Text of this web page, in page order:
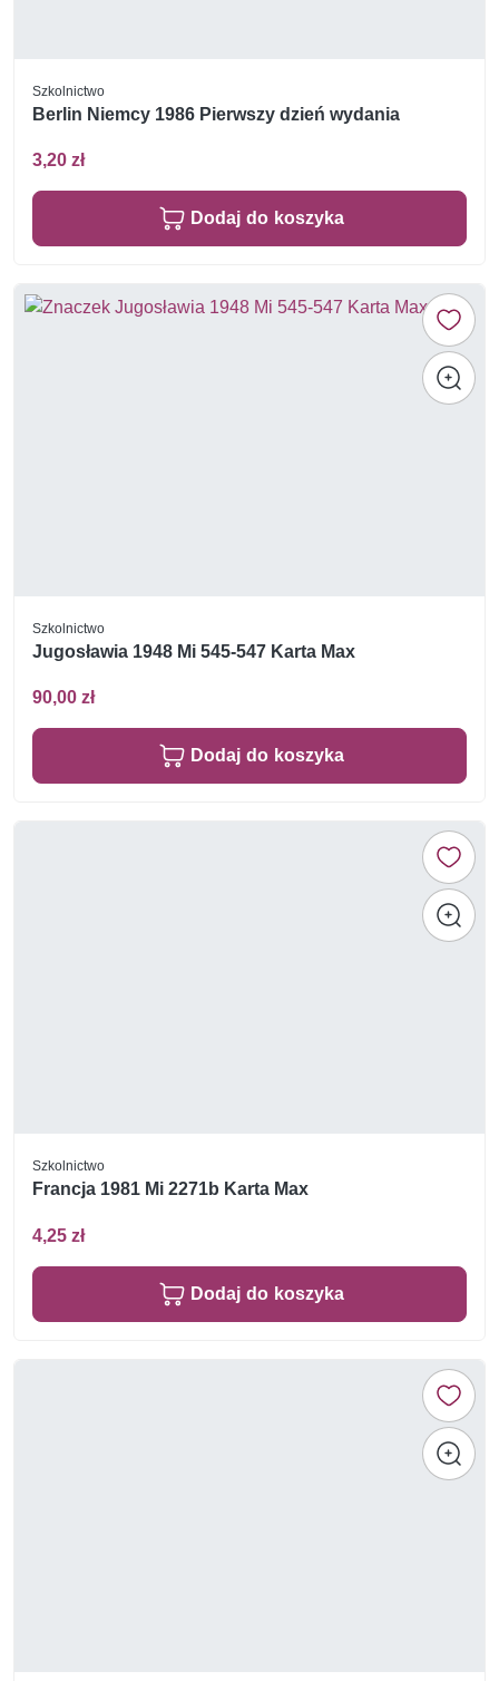
Szkolnictwo
Berlin Niemcy 1986 Pierwszy dzień wydania
3,20 zł
Dodaj do koszyka
Szkolnictwo
Jugosławia 1948 Mi 545-547 Karta Max
90,00 zł
Dodaj do koszyka
Szkolnictwo
Francja 1981 Mi 2271b Karta Max
4,25 zł
Dodaj do koszyka